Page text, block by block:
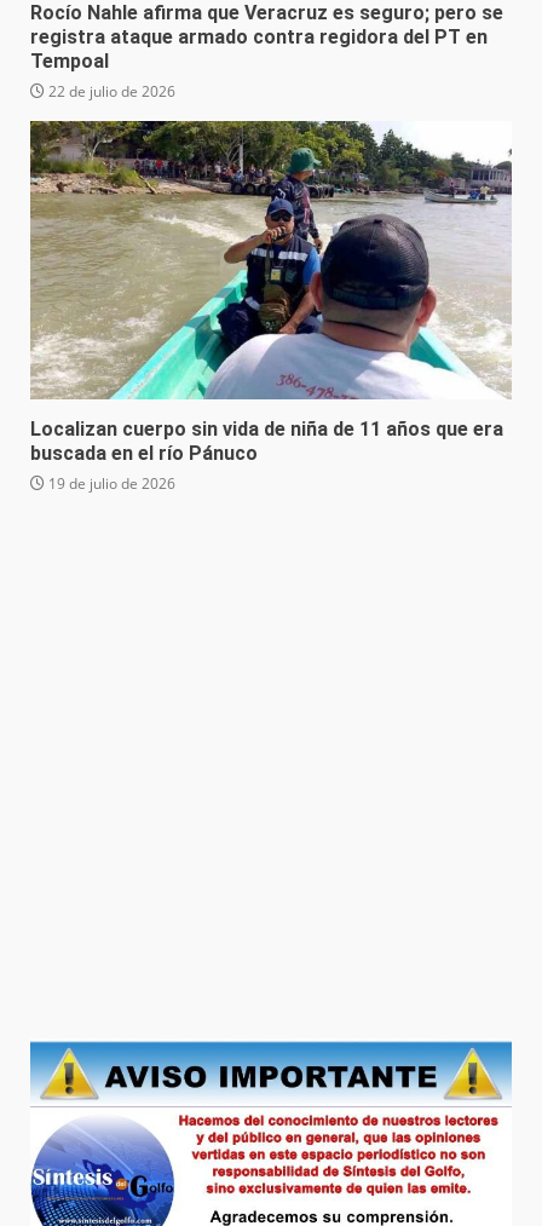
Rocío Nahle afirma que Veracruz es seguro; pero se
registra ataque armado contra regidora del PT en
Tempoal
22 de julio de 2026
Localizan cuerpo sin vida de niña de 11 años que era
buscada en el río Pánuco
19 de julio de 2026